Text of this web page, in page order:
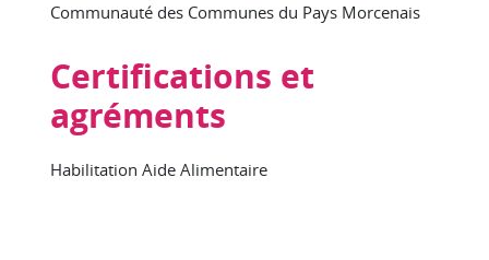
Communauté des Communes du Pays Morcenais
Certifications et
agréments
Habilitation Aide Alimentaire